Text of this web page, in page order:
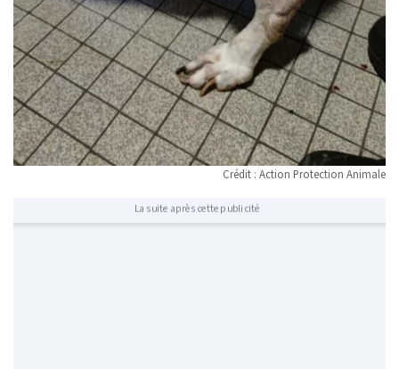
Crédit : Action Protection Animale
La suite après cette publicité